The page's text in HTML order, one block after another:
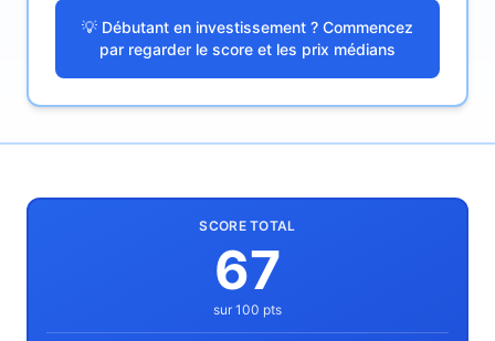
💡 Débutant en investissement ? Commencez
par regarder le score et les prix médians
SCORE TOTAL
67
sur 100 pts